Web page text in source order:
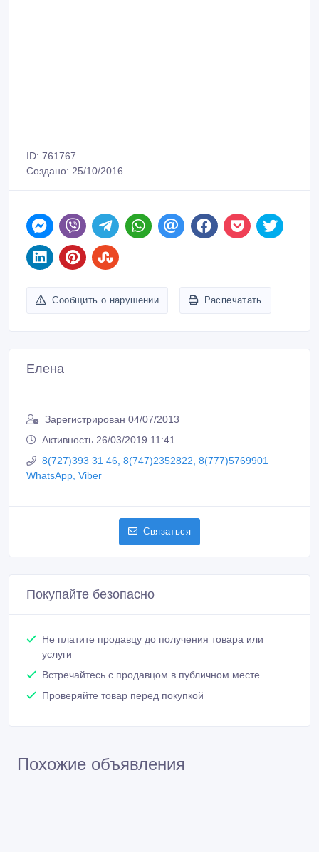
ID: 761767
Создано: 25/10/2016
Сообщить о нарушении Распечатать
Елена
Зарегистрирован 04/07/2013
Активность 26/03/2019 11:41
8(727)393 31 46, 8(747)2352822, 8(777)5769901
WhatsApp, Viber
Связаться
Покупайте безопасно
Не платите продавцу до получения товара или
услуги
Встречайтесь с продавцом в публичном месте
Проверяйте товар перед покупкой
Похожие объявления